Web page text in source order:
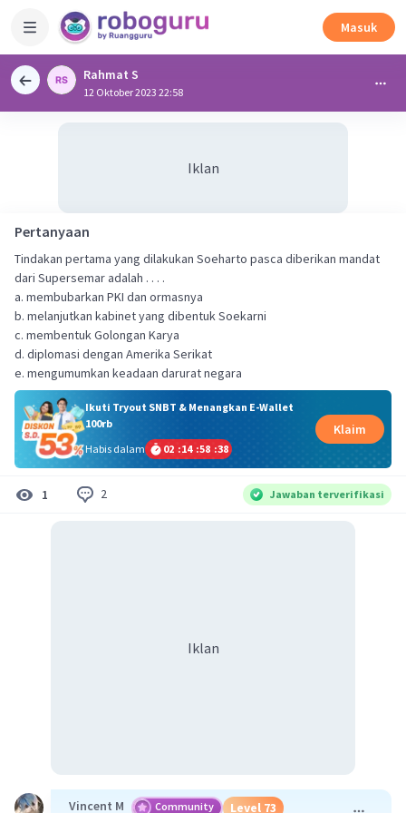
Masuk
Rahmat S
12 Oktober 2023 22:58
Iklan
Pertanyaan
Tindakan pertama yang dilakukan Soeharto pasca diberikan mandat
dari Supersemar adalah . . . .
a. membubarkan PKI dan ormasnya
b. melanjutkan kabinet yang dibentuk Soekarni
c. membentuk Golongan Karya
d. diplomasi dengan Amerika Serikat
e. mengumumkan keadaan darurat negara
Ikuti Tryout SNBT & Menangkan E-Wallet
100rb
Habis dalam
02 :14 :58 :37
Klaim
1 2 Jawaban terverifikasi
Iklan
Vincent M Community Level 73